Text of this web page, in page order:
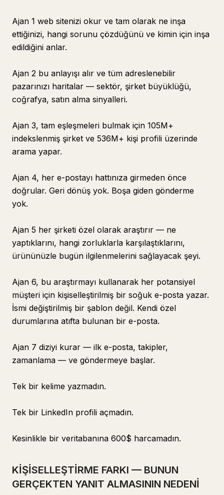
Ajan 1 web sitenizi okur ve tam olarak ne inşa
ettiğinizi, hangi sorunu çözdüğünü ve kimin için inşa
edildiğini anlar.
Ajan 2 bu anlayışı alır ve tüm adreslenebilir
pazarınızı haritalar — sektör, şirket büyüklüğü,
coğrafya, satın alma sinyalleri.
Ajan 3, tam eşleşmeleri bulmak için 105M+
indekslenmiş şirket ve 536M+ kişi profili üzerinde
arama yapar.
Ajan 4, her e-postayı hattınıza girmeden önce
doğrular. Geri dönüş yok. Boşa giden gönderme
yok.
Ajan 5 her şirketi özel olarak araştırır — ne
yaptıklarını, hangi zorluklarla karşılaştıklarını,
ürününüzle bugün ilgilenmelerini sağlayacak şeyi.
Ajan 6, bu araştırmayı kullanarak her potansiyel
müşteri için kişiselleştirilmiş bir soğuk e-posta yazar.
İsmi değiştirilmiş bir şablon değil. Kendi özel
durumlarına atıfta bulunan bir e-posta.
Ajan 7 diziyi kurar — ilk e-posta, takipler,
zamanlama — ve göndermeye başlar.
Tek bir kelime yazmadın.
Tek bir LinkedIn profili açmadın.
Kesinlikle bir veritabanına 600$ harcamadın.
KİŞİSELLEŞTİRME FARKI — BUNUN
GERÇEKTEN YANIT ALMASININ NEDENİ